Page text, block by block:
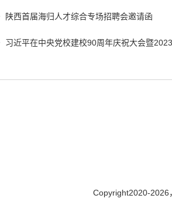
陕西首届海归人才综合专场招聘会邀请函
习近平在中央党校建校90周年庆祝大会暨
Copyright2020-2026